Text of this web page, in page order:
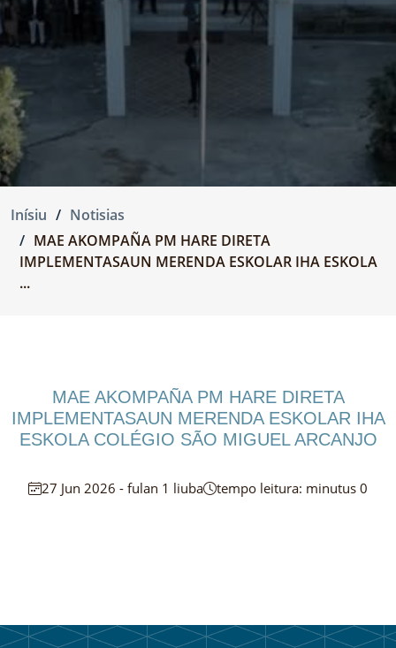
Inísiu
Notisias
MAE AKOMPAÑA PM HARE DIRETA
IMPLEMENTASAUN MERENDA ESKOLAR IHA ESKOLA
...
MAE AKOMPAÑA PM HARE DIRETA
IMPLEMENTASAUN MERENDA ESKOLAR IHA
ESKOLA COLÉGIO SÃO MIGUEL ARCANJO
27 Jun 2026 - fulan 1 liuba tempo leitura: minutus 0